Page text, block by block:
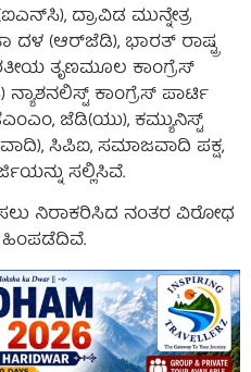
ದ್ರಾವಿಡ ಮುನ್ನೇತ್ರ
ದಳ (ಆರ್‌ಜೆಡಿ), ಭಾರತ್ ರಾಷ್ಟ್ರ
ತೃಣಮೂಲ ಕಾಂಗ್ರೆಸ್
ಕಾಂಗ್ರೆಸ್ ಪಾರ್ಟಿ
ಜೆಡಿ(ಯು), ಕಮ್ಯುನಿಸ್ಟ್
ಸಿಪಿಐ, ಸಮಾಜವಾದಿ ಪಕ್ಷ,
ಸಲ್ಲಿಸಿವೆ.
ನಿರಾಕರಿಸಿದ ನಂತರ ವಿರೋಧ
ಹಿಂಪಡೆದಿವೆ.